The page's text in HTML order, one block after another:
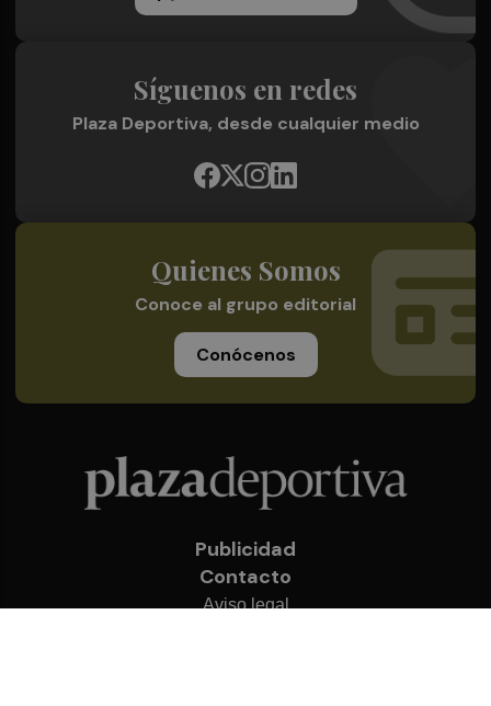
Síguenos en redes
Plaza Deportiva, desde cualquier medio
Quienes Somos
Conoce al grupo editorial
Conócenos
Publicidad
Contacto
Aviso legal